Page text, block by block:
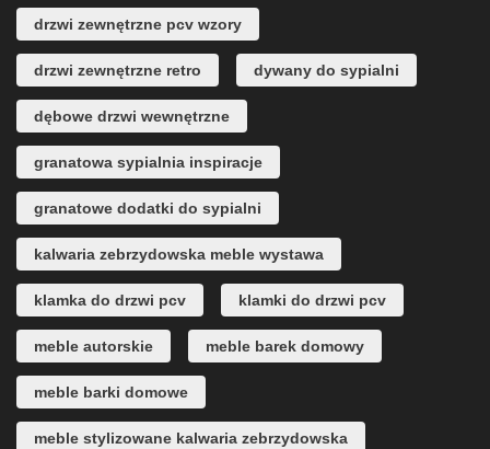
drzwi zewnętrzne pcv wzory
drzwi zewnętrzne retro dywany do sypialni
dębowe drzwi wewnętrzne
granatowa sypialnia inspiracje
granatowe dodatki do sypialni
kalwaria zebrzydowska meble wystawa
klamka do drzwi pcv klamki do drzwi pcv
meble autorskie meble barek domowy
meble barki domowe
meble stylizowane kalwaria zebrzydowska